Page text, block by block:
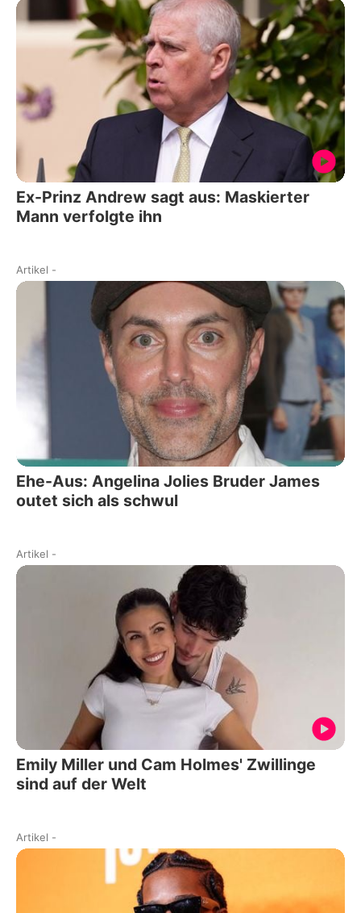
Ex-Prinz Andrew sagt aus: Maskierter
Mann verfolgte ihn
Artikel -
Ehe-Aus: Angelina Jolies Bruder James
outet sich als schwul
Artikel -
Emily Miller und Cam Holmes' Zwillinge
sind auf der Welt
Artikel -